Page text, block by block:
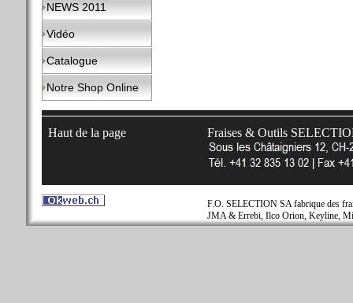
NEWS 2011
Vidéo
Catalogue
Notre Shop Online
Haut de la page Fraises & Outils
F.O. SELECTION SA fabrique des
JMA & Errebi, Ilco Orion, Keyline,